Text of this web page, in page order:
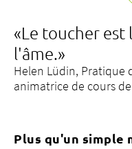
«Le toucher
l'âme.»
Helen Lüdin,
animatrice de cours
Plus qu'un simple